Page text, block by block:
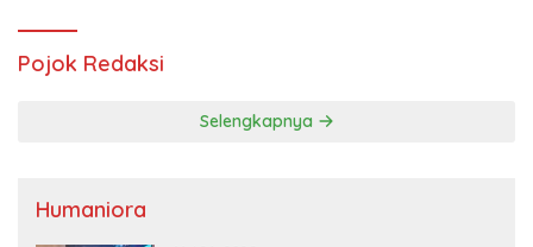
Pojok Redaksi
Selengkapnya
Humaniora